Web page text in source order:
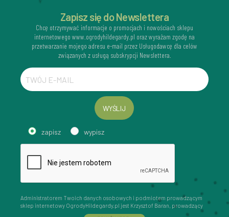
Zapisz się do Newslettera
Chcę otrzymywać informacje o promocjach i nowościach sklepu
internetowego www.ogrodyhildegardy.pl oraz wyrażam zgodę na
przetwarzanie mojego adresu e-mail przez Usługodawcę dla celów
związanych z usługą subskrypcji Newslettera.
WYŚLIJ
zapisz wypisz
Administratorem Twoich danych osobowych i podmiotem prowadzącym
sklep internetowy OgrodyHildegardy.pl jest Krzysztof Baran, prowadzący
działalność gospodarczą pod firmą: Mouton Interactive Krzysztof Baran